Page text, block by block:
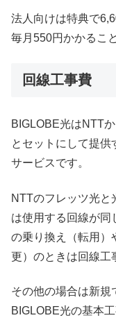
法人向けは特典で
毎月550円かかるこ
回線工事費
BIGLOBE光はNTT
とセットにして提
サービスです。
NTTのフレッツ光と
は使用する回線が同
の乗り換え（転用）
更）のときは回線工
その他の場合は新規
BIGLOBE光の基本